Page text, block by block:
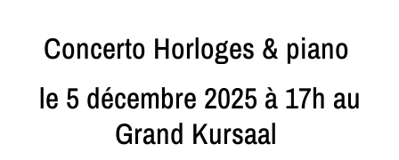
Concerto Horloges & piano
le 5 décembre 2025 à 17h au
Grand Kursaal